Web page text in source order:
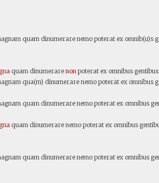
quam dinumerare nemo poterat ex omnib(u)s
quam dinumerare non poterat ex omnibus
qua(m) dinumerare nemo poterat ex omnibus
quam dinumerare nemo poterat ex omnibus
quam dinumerare nemo poterat ex omnibus
quam dinumerare nemo poterat ex omnibus